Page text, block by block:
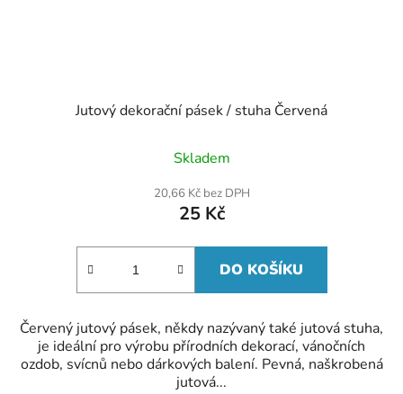
Jutový dekorační pásek / stuha Červená
Skladem
20,66 Kč bez DPH
25 Kč
DO KOŠÍKU
Červený jutový pásek, někdy nazývaný také jutová stuha,
je ideální pro výrobu přírodních dekorací, vánočních
ozdob, svícnů nebo dárkových balení. Pevná, naškrobená
jutová...